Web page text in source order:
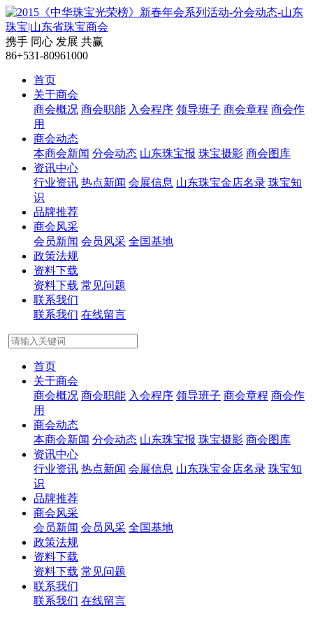
携手 同心 发展 共赢
86+531-80961000
首页
关于商会
商会概况 商会职能 入会程序 领导班子 商会章程 商会作
用
商会动态
本商会新闻 分会动态 山东珠宝报 珠宝摄影 商会图库
资讯中心
行业资讯 热点新闻 会展信息 山东珠宝金店名录 珠宝知
识
品牌推荐
商会风采
会员新闻 会员风采 全国基地
政策法规
资料下载
资料下载 常见问题
联系我们
联系我们 在线留言
首页
关于商会
商会概况 商会职能 入会程序 领导班子 商会章程 商会作
用
商会动态
本商会新闻 分会动态 山东珠宝报 珠宝摄影 商会图库
资讯中心
行业资讯 热点新闻 会展信息 山东珠宝金店名录 珠宝知
识
品牌推荐
商会风采
会员新闻 会员风采 全国基地
政策法规
资料下载
资料下载 常见问题
联系我们
联系我们 在线留言